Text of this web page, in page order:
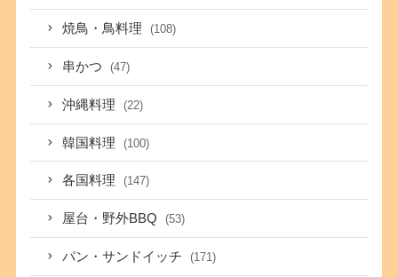
焼鳥・鳥料理 (108)
串かつ (47)
沖縄料理 (22)
韓国料理 (100)
各国料理 (147)
屋台・野外BBQ (53)
パン・サンドイッチ (171)